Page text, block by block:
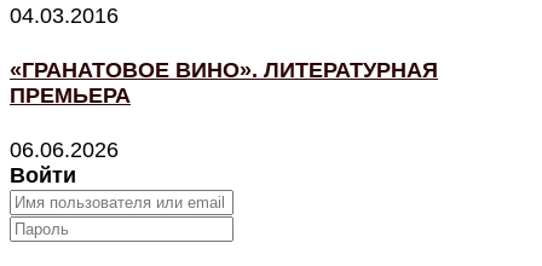
04.03.2016
«ГРАНАТОВОЕ ВИНО». ЛИТЕРАТУРНАЯ
ПРЕМЬЕРА
06.06.2026
Войти